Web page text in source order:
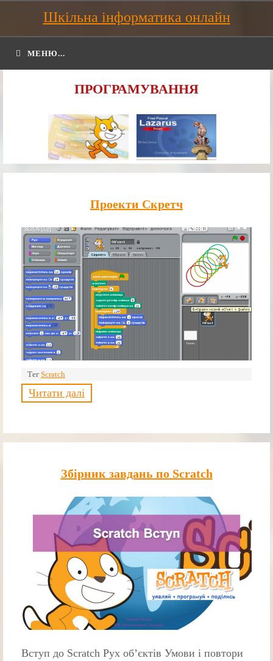
Шкільна інформатика онлайн
МЕНЮ...
ПРОГРАМУВАННЯ
Проекти Скретч
Тег Scratch
Читати далі
Збірник завдань по Scratch
Вступ до Scratch Рух об’єктів Умови і повтори